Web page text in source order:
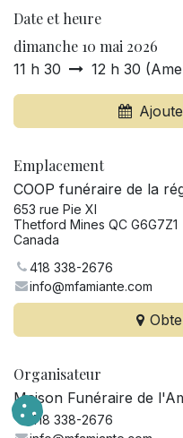
Date et heure
dimanche 10 mai 2026
11 h 30 12 h 30 (
Emplacement
COOP funéraire de la
653 rue Pie XI
Thetford Mines QC G6G7Z1
Canada
418 338-2676
info@mfamiante.com
Organisateur
Maison Funéraire de
418 338-2676